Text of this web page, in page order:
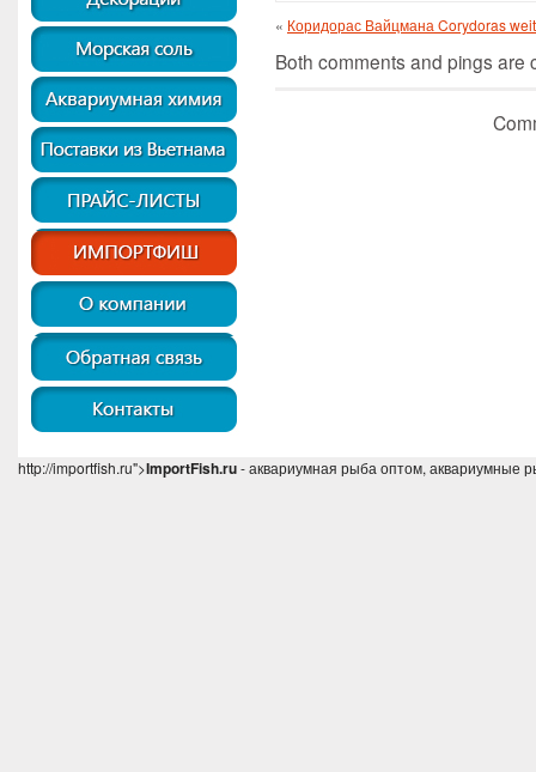
« Коридорас Вайцмана Corydoras
Both comments and pings are
http://importfish.ru">ImportFish.ru- аквариумная рыба оптом, аквариумные